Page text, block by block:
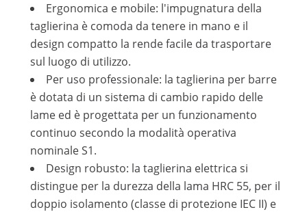
Ergonomica e mobile: l'impugnatura della
taglierina è comoda da tenere in mano e il
design compatto la rende facile da trasportare
sul luogo di utilizzo.
Per uso professionale: la taglierina per barre
è dotata di un sistema di cambio rapido delle
lame ed è progettata per un funzionamento
continuo secondo la modalità operativa
nominale S1.
Design robusto: la taglierina elettrica si
distingue per la durezza della lama HRC 55, per il
doppio isolamento (classe di protezione IEC II) e